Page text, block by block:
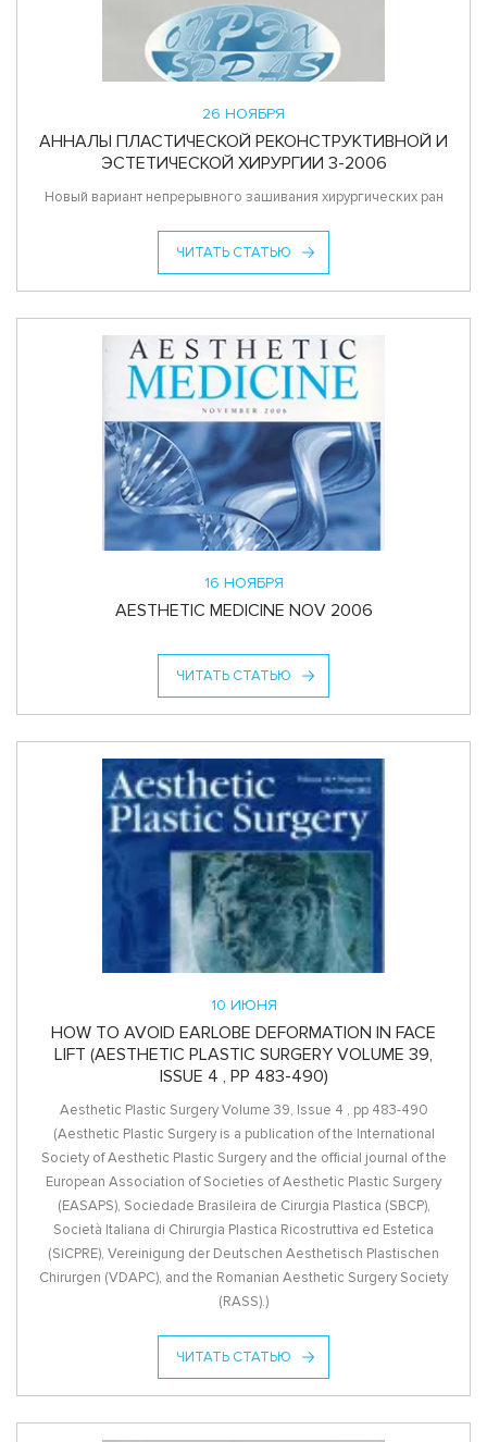
26 НОЯБРЯ
АННАЛЫ ПЛАСТИЧЕСКОЙ РЕКОНСТРУКТИВНОЙ И
ЭСТЕТИЧЕСКОЙ ХИРУРГИИ 3-2006
Новый вариант непрерывного зашивания хирургических ран
ЧИТАТЬ СТАТЬЮ
16 НОЯБРЯ
AESTHETIC MEDICINE NOV 2006
ЧИТАТЬ СТАТЬЮ
10 ИЮНЯ
HOW TO AVOID EARLOBE DEFORMATION IN FACE
LIFT (AESTHETIC PLASTIC SURGERY VOLUME 39,
ISSUE 4 , PP 483-490)
Aesthetic Plastic Surgery Volume 39, Issue 4 , pp 483-490
(Aesthetic Plastic Surgery is a publication of the International
Society of Aesthetic Plastic Surgery and the official journal of the
European Association of Societies of Aesthetic Plastic Surgery
(EASAPS), Sociedade Brasileira de Cirurgia Plastica (SBCP),
Società Italiana di Chirurgia Plastica Ricostruttiva ed Estetica
(SICPRE), Vereinigung der Deutschen Aesthetisch Plastischen
Chirurgen (VDAPC), and the Romanian Aesthetic Surgery Society
(RASS).)
ЧИТАТЬ СТАТЬЮ